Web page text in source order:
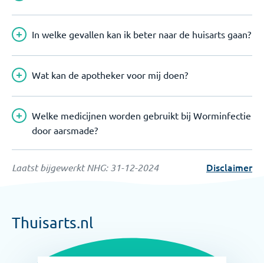
In welke gevallen kan ik beter naar de huisarts gaan?
Wat kan de apotheker voor mij doen?
Welke medicijnen worden gebruikt bij Worminfectie
door aarsmade?
Laatst bijgewerkt NHG:31-12-2024 Disclaimer
Thuisarts.nl